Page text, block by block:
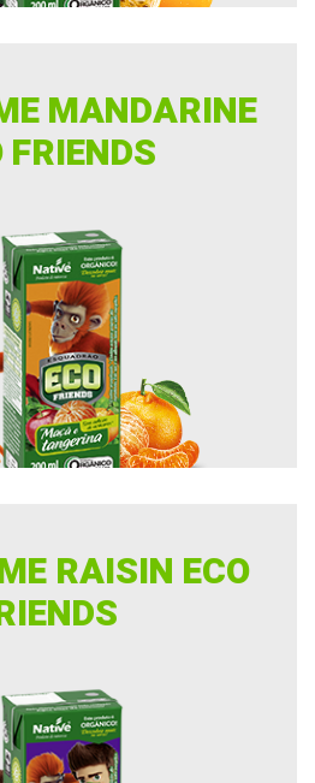
MANDARINE
FRIENDS
RAISIN ECO